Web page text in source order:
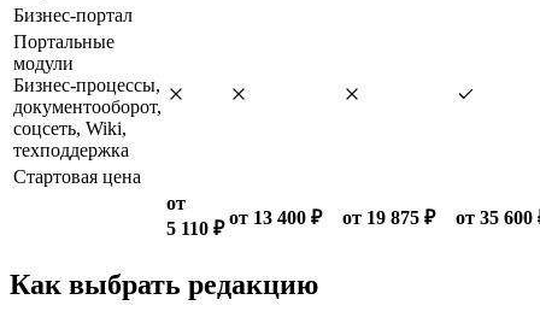
Бизнес-портал
Портальные
модули
Бизнес-процессы,
документооборот,
соцсеть, Wiki,
техподдержка
Стартовая цена
от
5 110 ₽
от 13 400 ₽ от 19 875 ₽ от 35 600
Как выбрать редакцию